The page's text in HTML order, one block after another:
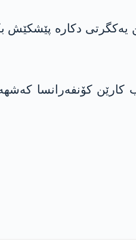
دکارە پێشکێش
کۆنفەرانسا